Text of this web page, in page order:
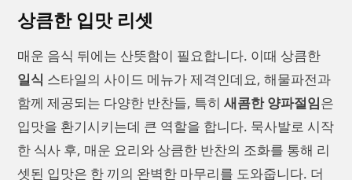
상큼한 입맛 리셋
매운 음식 뒤에는 산뜻함이 필요합니다. 이때 상큼한
일식 스타일의 사이드 메뉴가 제격인데요, 해물파전과
함께 제공되는 다양한 반찬들, 특히 새콤한 양파절임은
입맛을 환기시키는데 큰 역할을 합니다. 묵사발로 시작
한 식사 후, 매운 요리와 상큼한 반찬의 조화를 통해 리
셋된 입맛은 한 끼의 완벽한 마무리를 도와줍니다. 더